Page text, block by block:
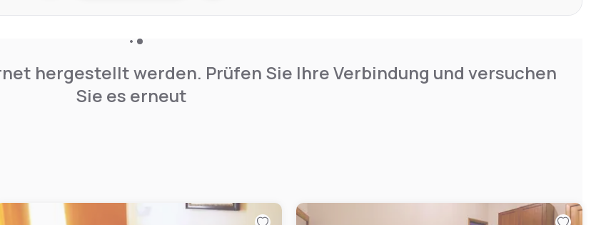
hergestellt werden. Prüfen Sie Ihre Verbindung und versuchen
Sie es erneut